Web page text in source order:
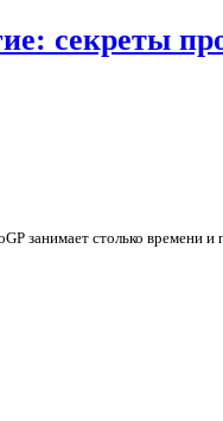
секреты
занимает столько времени